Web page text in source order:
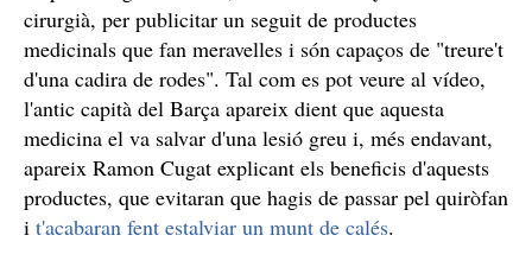
cirurgià, per publicitar un seguit de productes
medicinals que fan meravelles i són capaços de "treure't
d'una cadira de rodes". Tal com es pot veure al vídeo,
l'antic capità del Barça apareix dient que aquesta
medicina el va salvar d'una lesió greu i, més endavant,
apareix Ramon Cugat explicant els beneficis d'aquests
productes, que evitaran que hagis de passar pel quiròfan
i t'acabaran fent estalviar un munt de calés.